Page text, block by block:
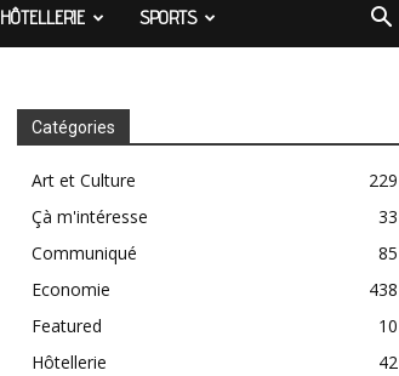
HÔTELLERIE SPORTS
Catégories
Art et Culture
229
Çà m'intéresse
33
Communiqué
85
Economie
438
Featured
10
Hôtellerie
42